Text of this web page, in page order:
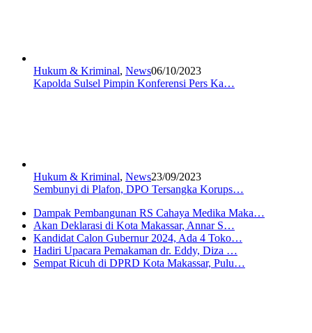
Hukum & Kriminal, News06/10/2023
Kapolda Sulsel Pimpin Konferensi Pers Ka…
Hukum & Kriminal, News23/09/2023
Sembunyi di Plafon, DPO Tersangka Korups…
Dampak Pembangunan RS Cahaya Medika Maka…
Akan Deklarasi di Kota Makassar, Annar S…
Kandidat Calon Gubernur 2024, Ada 4 Toko…
Hadiri Upacara Pemakaman dr. Eddy, Diza …
Sempat Ricuh di DPRD Kota Makassar, Pulu…